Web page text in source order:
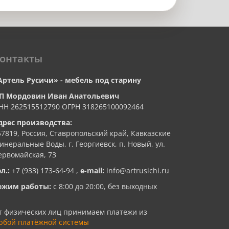
Русичи» - мебель под старину
Мордовин Иван Анатольевич
262515512790 ОГРН 318265100092464
производства:
Россия, Ставропольский край, Кавказские
Воды, г. Георгиевск, п. Новый, ул.
73
+7 (933) 173-64-94 , e-mail: info@artrusichi.ru
работы: с 8:00 до 20:00, без выходных
физических лиц принимаем платежи из
платёжной системы